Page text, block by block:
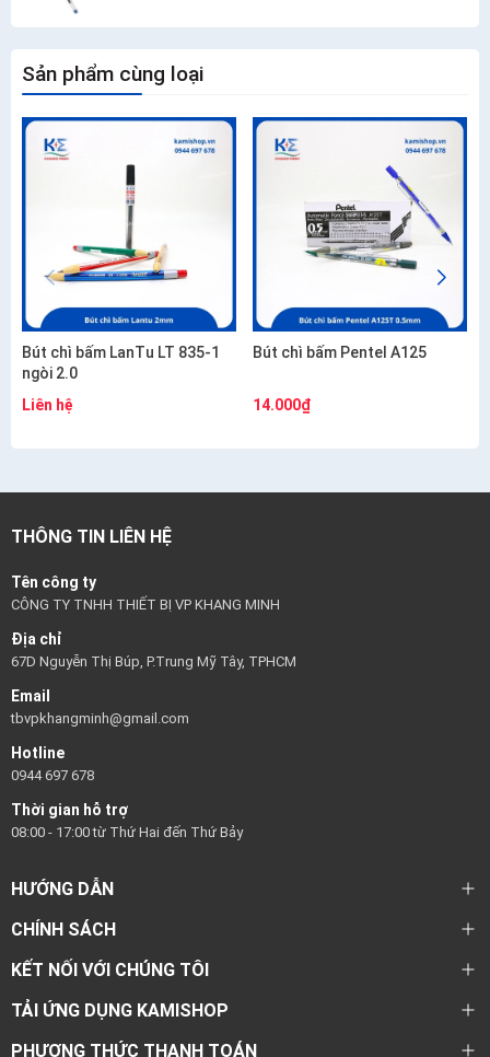
Sản phẩm cùng loại
Bút chì bấm LanTu LT 835-1
ngòi 2.0
Liên hệ
Bút chì bấm Pentel A125
14.000₫
THÔNG TIN LIÊN HỆ
Tên công ty
CÔNG TY TNHH THIẾT BỊ VP KHANG MINH
Địa chỉ
67D Nguyễn Thị Búp, P.Trung Mỹ Tây, TPHCM
Email
tbvpkhangminh@gmail.com
Hotline
0944 697 678
Thời gian hỗ trợ
08:00 - 17:00 từ Thứ Hai đến Thứ Bảy
HƯỚNG DẪN
CHÍNH SÁCH
KẾT NỐI VỚI CHÚNG TÔI
TẢI ỨNG DỤNG KAMISHOP
PHƯƠNG THỨC THANH TOÁN